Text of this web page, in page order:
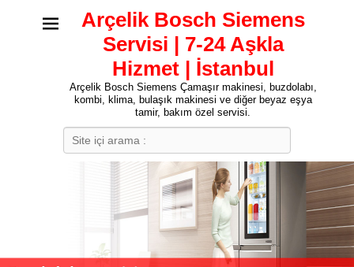
Arçelik Bosch Siemens
Servisi | 7-24 Aşkla
Hizmet | İstanbul
Arçelik Bosch Siemens Çamaşır makinesi, buzdolabı,
kombi, klima, bulaşık makinesi ve diğer beyaz eşya
tamir, bakım özel servisi.